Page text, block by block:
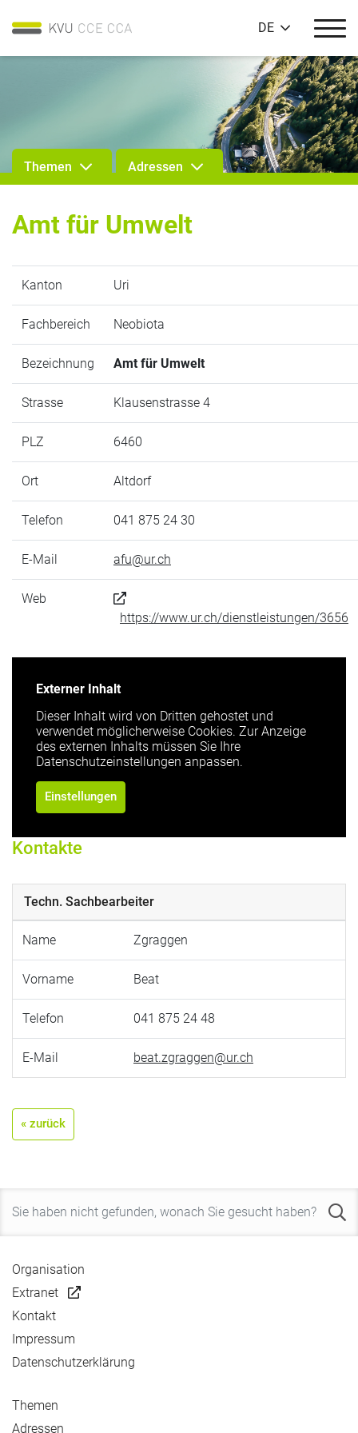
DE
Themen Adressen
Amt für Umwelt
Kanton Uri
Fachbereich Neobiota
Bezeichnung Amt für Umwelt
Strasse Klausenstrasse 4
PLZ 6460
Ort Altdorf
Telefon 041 875 24 30
E-Mail afu@ur.ch
Web
https://www.ur.ch/dienstleistungen/3656
Externer Inhalt
Dieser Inhalt wird von Dritten gehostet und
verwendet möglicherweise Cookies. Zur Anzeige
des externen Inhalts müssen Sie Ihre
Datenschutzeinstellungen anpassen.
Einstellungen
Kontakte
Techn. Sachbearbeiter
Name Zgraggen
Vorname Beat
Telefon 041 875 24 48
E-Mail beat.zgraggen@ur.ch
« zurück
Organisation
Extranet
Kontakt
Impressum
Datenschutzerklärung
Themen
Adressen